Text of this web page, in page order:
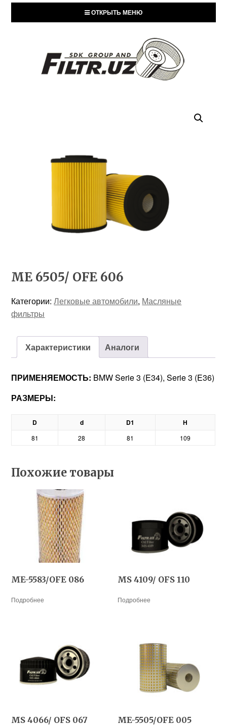
ОТКРЫТЬ МЕНЮ
ME 6505/ OFE 606
Категории:Легковые автомобили, Масляные
фильтры
Характеристики Аналоги
ПРИМЕНЯЕМОСТЬ: BMW Serie 3 (E34), Serie 3 (E36)
РАЗМЕРЫ:
D d D1 H
81 28 81 109
Похожие товары
ME-5583/OFE 086
Подробнее
MS 4109/ OFS 110
Подробнее
MS 4066/ OFS 067 ME-5505/OFE 005